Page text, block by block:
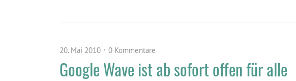
20. Mai 2010 0 Kommentare
Google Wave ist ab sofort offen für alle